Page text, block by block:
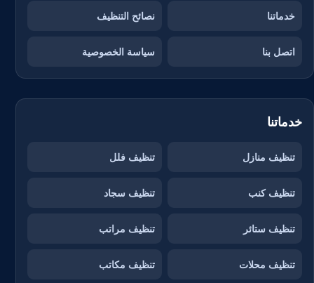
خدماتنا نصائح التنظيف
اتصل بنا سياسة الخصوصية
خدماتنا
تنظيف منازل تنظيف فلل
تنظيف كنب تنظيف سجاد
تنظيف ستائر تنظيف مراتب
تنظيف محلات تنظيف مكاتب